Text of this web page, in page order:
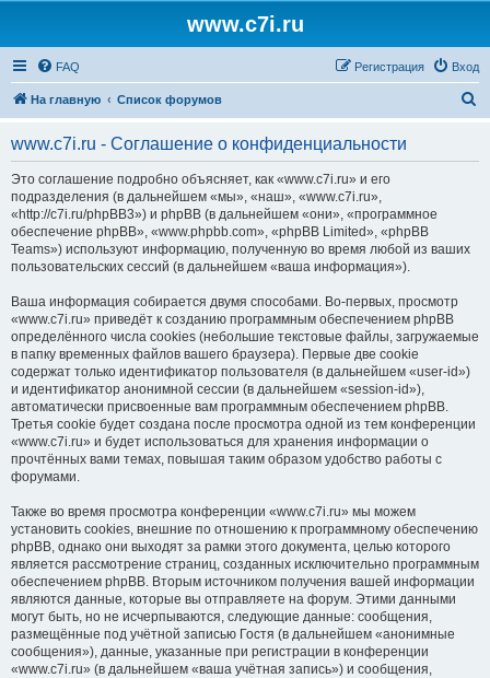
www.c7i.ru
FAQ Вход
Регистрация
На главную Список форумов
www.c7i.ru - Соглашение о конфиденциальности
Это соглашение подробно объясняет, как «www.c7i.ru» и его
подразделения (в дальнейшем «мы», «наш», «www.c7i.ru»,
«http://c7i.ru/phpBB3») и phpBB (в дальнейшем «они», «программное
обеспечение phpBB», «www.phpbb.com», «phpBB Limited», «phpBB
Teams») используют информацию, полученную во время любой из ваших
пользовательских сессий (в дальнейшем «ваша информация»).
Ваша информация собирается двумя способами. Во-первых, просмотр
«www.c7i.ru» приведёт к созданию программным обеспечением phpBB
определённого числа cookies (небольшие текстовые файлы, загружаемые
в папку временных файлов вашего браузера). Первые две cookie
содержат только идентификатор пользователя (в дальнейшем «user-id»)
и идентификатор анонимной сессии (в дальнейшем «session-id»),
автоматически присвоенные вам программным обеспечением phpBB.
Третья cookie будет создана после просмотра одной из тем конференции
«www.c7i.ru» и будет использоваться для хранения информации о
прочтённых вами темах, повышая таким образом удобство работы с
форумами.
Также во время просмотра конференции «www.c7i.ru» мы можем
установить cookies, внешние по отношению к программному обеспечению
phpBB, однако они выходят за рамки этого документа, целью которого
является рассмотрение страниц, созданных исключительно программным
обеспечением phpBB. Вторым источником получения вашей информации
являются данные, которые вы отправляете на форум. Этими данными
могут быть, но не исчерпываются, следующие данные: сообщения,
размещённые под учётной записью Гостя (в дальнейшем «анонимные
сообщения»), данные, указанные при регистрации в конференции
«www.c7i.ru» (в дальнейшем «ваша учётная запись») и сообщения,